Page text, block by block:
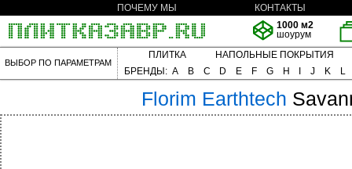
ПОЧЕМУ МЫ
КОНТАКТЫ
1000 м2
шоурум
ВЫБОР ПО ПАРАМЕТРАМ
ПЛИТКА
НАПОЛЬНЫЕ ПОКРЫТИЯ
БРЕНДЫ: A B C D E F G H J K L
Florim Earthtech